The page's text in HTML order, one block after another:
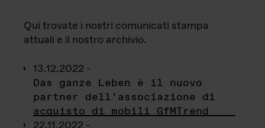
Qui trovate i nostri comunicati stampa
attuali e il nostro archivio.
13.12.2022 -
Das ganze Leben è il nuovo
partner dell’associazione di
acquisto di mobili GfMTrend
22.11.2022 -